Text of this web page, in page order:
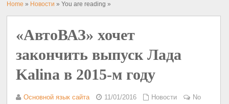
Home » Новости » You are reading »
«АвтоВАЗ» хочет
закончить выпуск Лада
Kalina в 2015-м году
Основной язык сайта 11/01/2016 Новости
No